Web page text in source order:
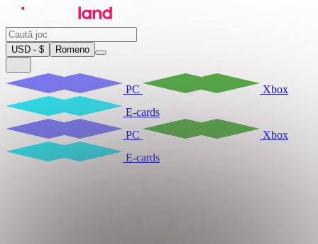
USD - $ Romeno
PC
Xbox
E-cards
PC
Xbox
E-cards